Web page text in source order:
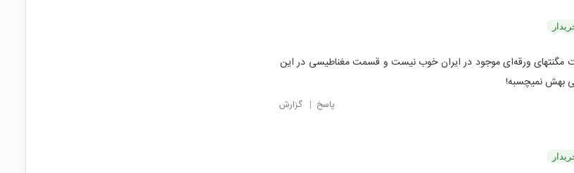
مگنتهای ورقه‌ای موجود در ایران خوب نیست و قسمت مغناطیسی در این
بهش نمیچسبه!
پاسخ | گزارش